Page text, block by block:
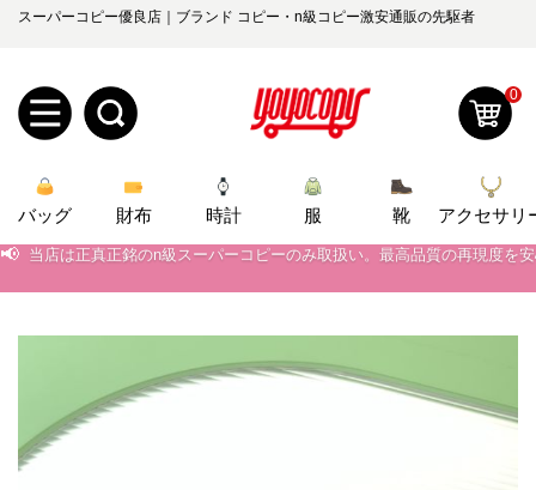
スーパーコピー優良店｜ブランド コピー・n級コピー激安通販の先駆者
規
ー
ロ
ー
お
yoyocopys@gmail.com
0
バッグ 財布 時計 服 靴 アクセサリ
📢 当店は正真正銘のn級スーパーコピーのみ取扱い。最高品質の再現度を
当店は正真正銘のn級スーパーコピーのみ取扱い。最高品質の再現度を
2026春の新作続々更新中！期間中のご注文でお得な割引をご利用いただ
📢 新作入荷！ルイ・ヴィトンスーパーコピー バッグ最新モデルが登場。